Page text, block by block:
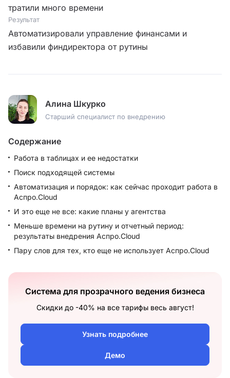
тратили много времени
Результат
Автоматизировали управление финансами и
избавили финдиректора от рутины
Алина Шкурко
Старший специалист по внедрению
Содержание
Работа в таблицах и ее недостатки
Поиск подходящей системы
Автоматизация и порядок: как сейчас проходит работа в
Аспро.Cloud
И это еще не все: какие планы у агентства
Меньше времени на рутину и отчетный период:
результаты внедрения Аспро.Cloud
Пару слов для тех, кто еще не использует Аспро.Cloud
Система для прозрачного ведения бизнеса
Скидки до -40% на все тарифы весь август!
Узнать подробнее
Демо